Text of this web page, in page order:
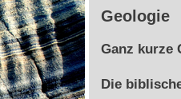
Geologie
Ganz kurze
Die